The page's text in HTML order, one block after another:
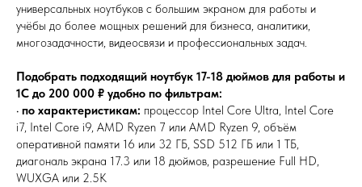
универсальных ноутбуков с большим экраном для работы и
учёбы до более мощных решений для бизнеса, аналитики,
многозадачности, видеосвязи и профессиональных задач.
Подобрать подходящий ноутбук 17-18 дюймов для работы и
1С до 200 000 ₽ удобно по фильтрам:
• по характеристикам: процессор Intel Core Ultra, Intel Core
i7, Intel Core i9, AMD Ryzen 7 или AMD Ryzen 9, объём
оперативной памяти 16 или 32 ГБ, SSD 512 ГБ или 1 ТБ,
диагональ экрана 17.3 или 18 дюймов, разрешение Full HD,
WUXGA или 2.5K